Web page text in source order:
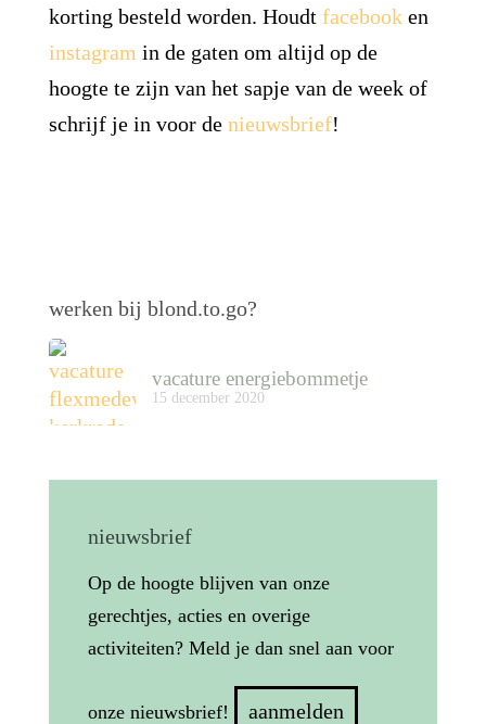
korting besteld worden. Houdt facebooken
instagram in de gaten om altijd op de
hoogte te zijn van het sapje van de week of
schrijf je in voor de nieuwsbrief!
werken bij blond.to.go?
vacature energiebommetje
15 december 2020
nieuwsbrief
Op de hoogte blijven van onze
gerechtjes, acties en overige
activiteiten? Meld je dan snel aan voor
onze nieuwsbrief! aanmelden